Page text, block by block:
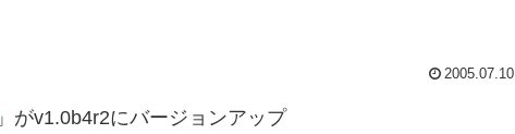
2005.07.10
」がv1.0b4r2にバージョンアップ